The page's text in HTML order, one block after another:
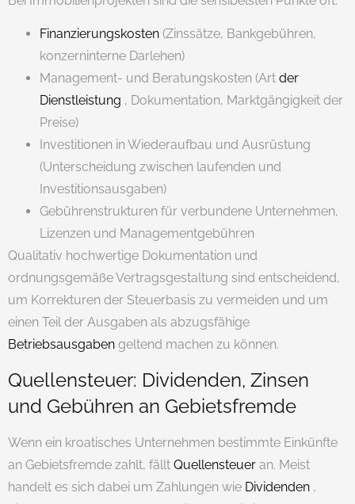
Finanzierungskosten (Zinssätze, Bankgebühren,
konzerninterne Darlehen)
Management- und Beratungskosten (Art der
Dienstleistung , Dokumentation, Marktgängigkeit der
Preise)
Investitionen in Wiederaufbau und Ausrüstung
(Unterscheidung zwischen laufenden und
Investitionsausgaben)
Gebührenstrukturen für verbundene Unternehmen,
Lizenzen und Managementgebühren
Qualitativ hochwertige Dokumentation und
ordnungsgemäße Vertragsgestaltung sind entscheidend,
um Korrekturen der Steuerbasis zu vermeiden und um
einen Teil der Ausgaben als abzugsfähige
Betriebsausgaben geltend machen zu können.
Quellensteuer: Dividenden, Zinsen
und Gebühren an Gebietsfremde
Wenn ein kroatisches Unternehmen bestimmte Einkünfte
an Gebietsfremde zahlt, fällt Quellensteuer an. Meist
handelt es sich dabei um Zahlungen wie Dividenden ,